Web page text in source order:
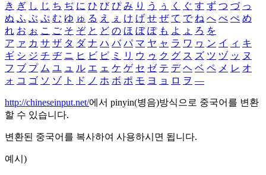
き ぎ し じ ち ぢ に ひ び ぴ み り う ぅ く ぐ す ず つ づ っ
ぬ ふ ぶ ぷ む ゆ ゅ る え ぇ け げ せ ぜ て で ね へ べ ぺ め
れ お ぉ こ ご そ ぞ と ど の ほ ぼ ぽ も よ ょ ろ を
ア ァ カ サ ザ タ ダ ナ ハ バ パ マ ヤ ャ ラ ワ ヮ ン イ ィ キ
ギ シ ジ チ ヂ ニ ヒ ビ ピ ミ リ ウ ゥ ク グ ス ズ ツ ヅ ッ ヌ
フ ブ プ ム ユ ュ ル エ ェ ケ ゲ セ ゼ テ デ ヘ ベ ペ メ レ オ
ォ コ ゴ ソ ゾ ト ド ノ ホ ボ ポ モ ヨ ョ ロ ヲ ―
http://chineseinput.net/에서 pinyin(병음)방식으로 중국어를 변환
할 수 있습니다.
변환된 중국어를 복사하여 사용하시면 됩니다.
예시)